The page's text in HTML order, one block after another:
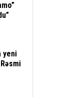
yeni